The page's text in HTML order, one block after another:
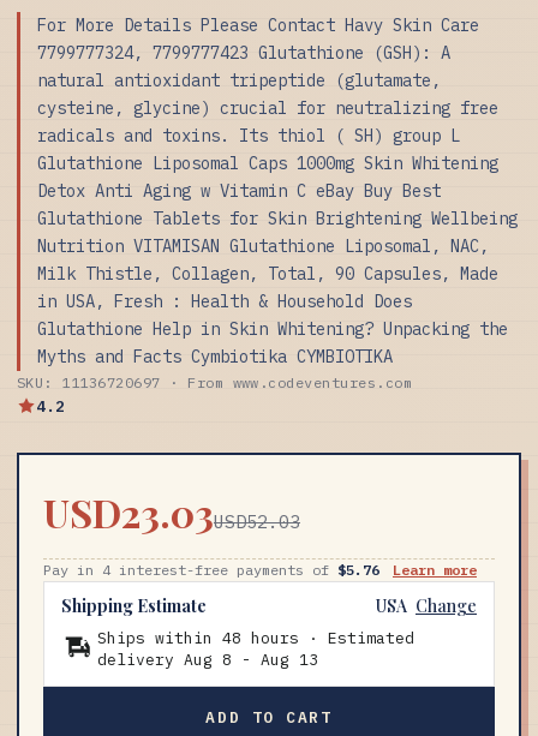
For More Details Please Contact Havy Skin Care
7799777324, 7799777423 Glutathione (GSH): A
natural antioxidant tripeptide (glutamate,
cysteine, glycine) crucial for neutralizing free
radicals and toxins. Its thiol ( SH) group L
Glutathione Liposomal Caps 1000mg Skin Whitening
Detox Anti Aging w Vitamin C eBay Buy Best
Glutathione Tablets for Skin Brightening Wellbeing
Nutrition VITAMISAN Glutathione Liposomal, NAC,
Milk Thistle, Collagen, Total, 90 Capsules, Made
in USA, Fresh : Health & Household Does
Glutathione Help in Skin Whitening? Unpacking the
Myths and Facts Cymbiotika CYMBIOTIKA
SKU: 11136720697 · From www.codeventures.com
4.2
USD23.03USD52.03
Pay in 4 interest-free payments of $5.76 Learn more
Shipping Estimate USA Change
Ships within 48 hours · Estimated
delivery Aug 8 - Aug 13
ADD TO CART